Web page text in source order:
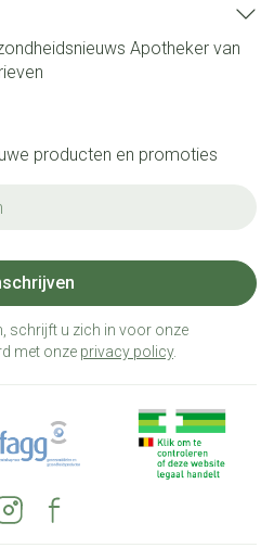
Apotheker van
producten en promoties
schrijft u zich in voor onze
met onze privacy policy.